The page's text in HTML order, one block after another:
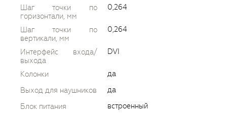
Шаг точки по
горизонтали, мм
0,264
Шаг точки по
вертикали, мм
0,264
Интерфейс входа/
выхода
DVI
Колонки
да
Выход для наушников
да
Блок питания
встроенный